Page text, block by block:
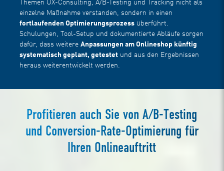
Themen UX-Consulting, A/B-Testing und Tracking nicht als
einzelne Maßnahme verstanden, sondern in einen
fortlaufenden Optimierungsprozess überführt.
Schulungen, Tool-Setup und dokumentierte Abläufe sorgen
dafür, dass weitereAnpassungen am Onlineshop künftig
systematisch geplant, getestet und aus den Ergebnissen
heraus weiterentwickelt werden.
Profitieren auch Sie von A/B-Testing
und Conversion-Rate-Optimierung für
Ihren Onlineauftritt